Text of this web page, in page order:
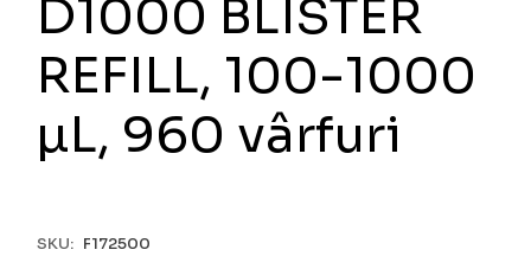
D1000 BLISTER
REFILL, 100-1000
µL, 960 vârfuri
SKU: F172500